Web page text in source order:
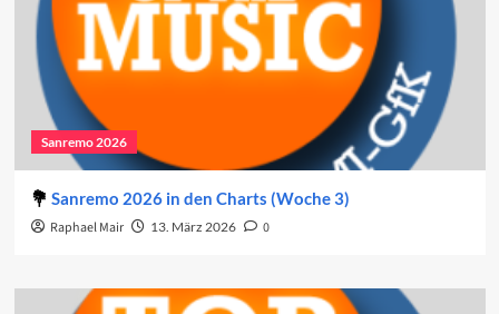
Sanremo 2026
Sanremo 2026 in den Charts (Woche 3)
Raphael Mair 13. März 2026 0